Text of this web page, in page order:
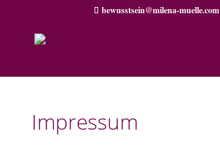
bewusstsein@milena-muelle.com
Impressum